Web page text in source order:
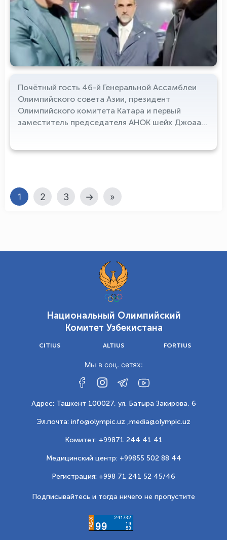
Почётный гость 46-й Генеральной Ассамблеи
Олимпийского совета Азии, президент
Олимпийского комитета Катара и первый
заместитель председателя АНОК шейх Джоаан
1 2 3 → »
Национальный Олимпийский
Комитет Узбекистана
CITIUS ALTIUS FORTIUS
Мы в соц. сетях:
Адрес: Ташкент 100027, ул. Батыра Закирова, 6
Эл.почта: info@olympic.uz ,media@olympic.uz
Комитет: +99871 244 41 41
Медицинский центр: +99855 502 88 44
Регистрация: +998 71 241 52 45/46
Подписывайтесь и тогда ничего не пропустите